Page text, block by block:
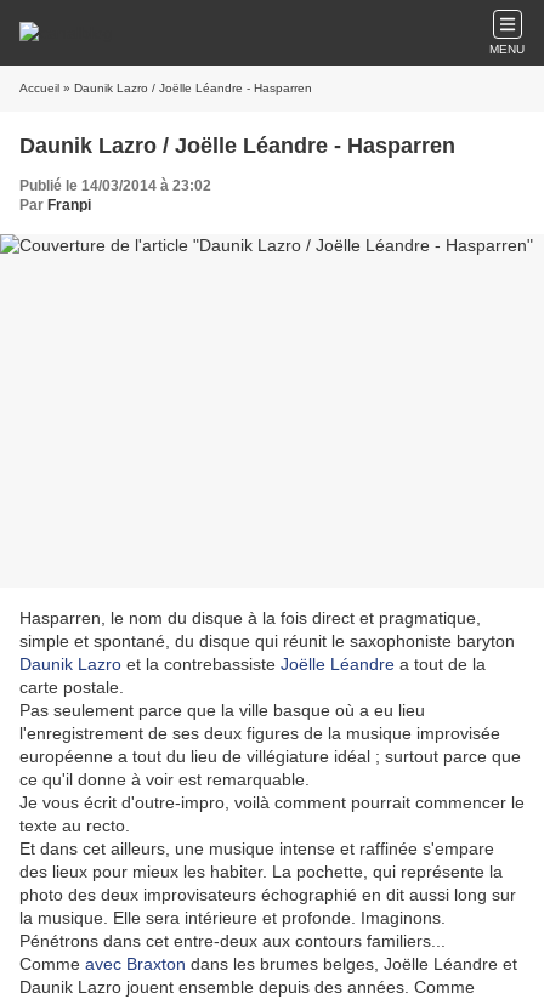
MENU
Accueil » Daunik Lazro / Joëlle Léandre - Hasparren
Daunik Lazro / Joëlle Léandre - Hasparren
Publié le 14/03/2014 à 23:02
Par Franpi
Hasparren, le nom du disque à la fois direct et pragmatique,
simple et spontané, du disque qui réunit le saxophoniste baryton
Daunik Lazro et la contrebassiste Joëlle Léandre a tout de la
carte postale.
Pas seulement parce que la ville basque où a eu lieu
l'enregistrement de ses deux figures de la musique improvisée
européenne a tout du lieu de villégiature idéal ; surtout parce que
ce qu'il donne à voir est remarquable.
Je vous écrit d'outre-impro, voilà comment pourrait commencer le
texte au recto.
Et dans cet ailleurs, une musique intense et raffinée s'empare
des lieux pour mieux les habiter. La pochette, qui représente la
photo des deux improvisateurs échographié en dit aussi long sur
la musique. Elle sera intérieure et profonde. Imaginons.
Pénétrons dans cet entre-deux aux contours familiers...
Comme avec Braxton dans les brumes belges, Joëlle Léandre et
Daunik Lazro jouent ensemble depuis des années. Comme